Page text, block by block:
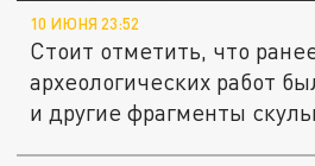
10 ИЮНЯ 23:52
Стоит отметить, что
археологических работ
и другие фрагменты